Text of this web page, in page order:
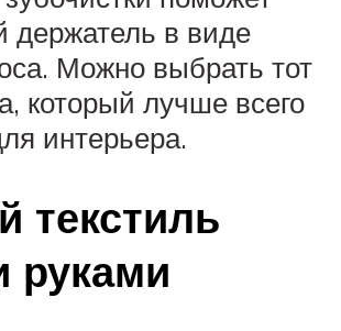
держатель в виде
Можно выбрать тот
который лучше всего
интерьера.
текстиль
руками